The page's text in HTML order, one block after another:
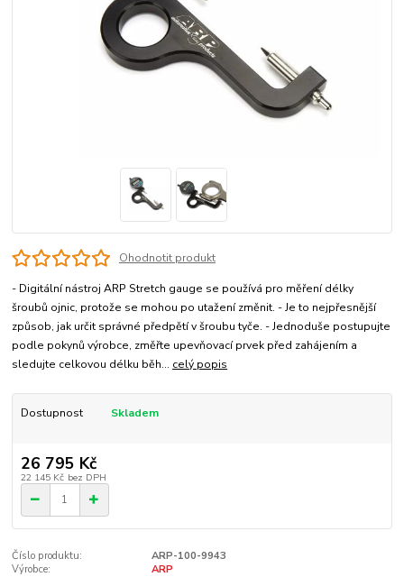
Ohodnotit produkt
- Digitální nástroj ARP Stretch gauge se používá pro měření délky
šroubů ojnic, protože se mohou po utažení změnit. - Je to nejpřesnější
způsob, jak určit správné předpětí v šroubu tyče. - Jednoduše postupujte
podle pokynů výrobce, změřte upevňovací prvek před zahájením a
sledujte celkovou délku běh... celý popis
Dostupnost Skladem
26 795 Kč
22 145 Kč bez DPH
Číslo produktu:
ARP-100-9943
Výrobce:
ARP